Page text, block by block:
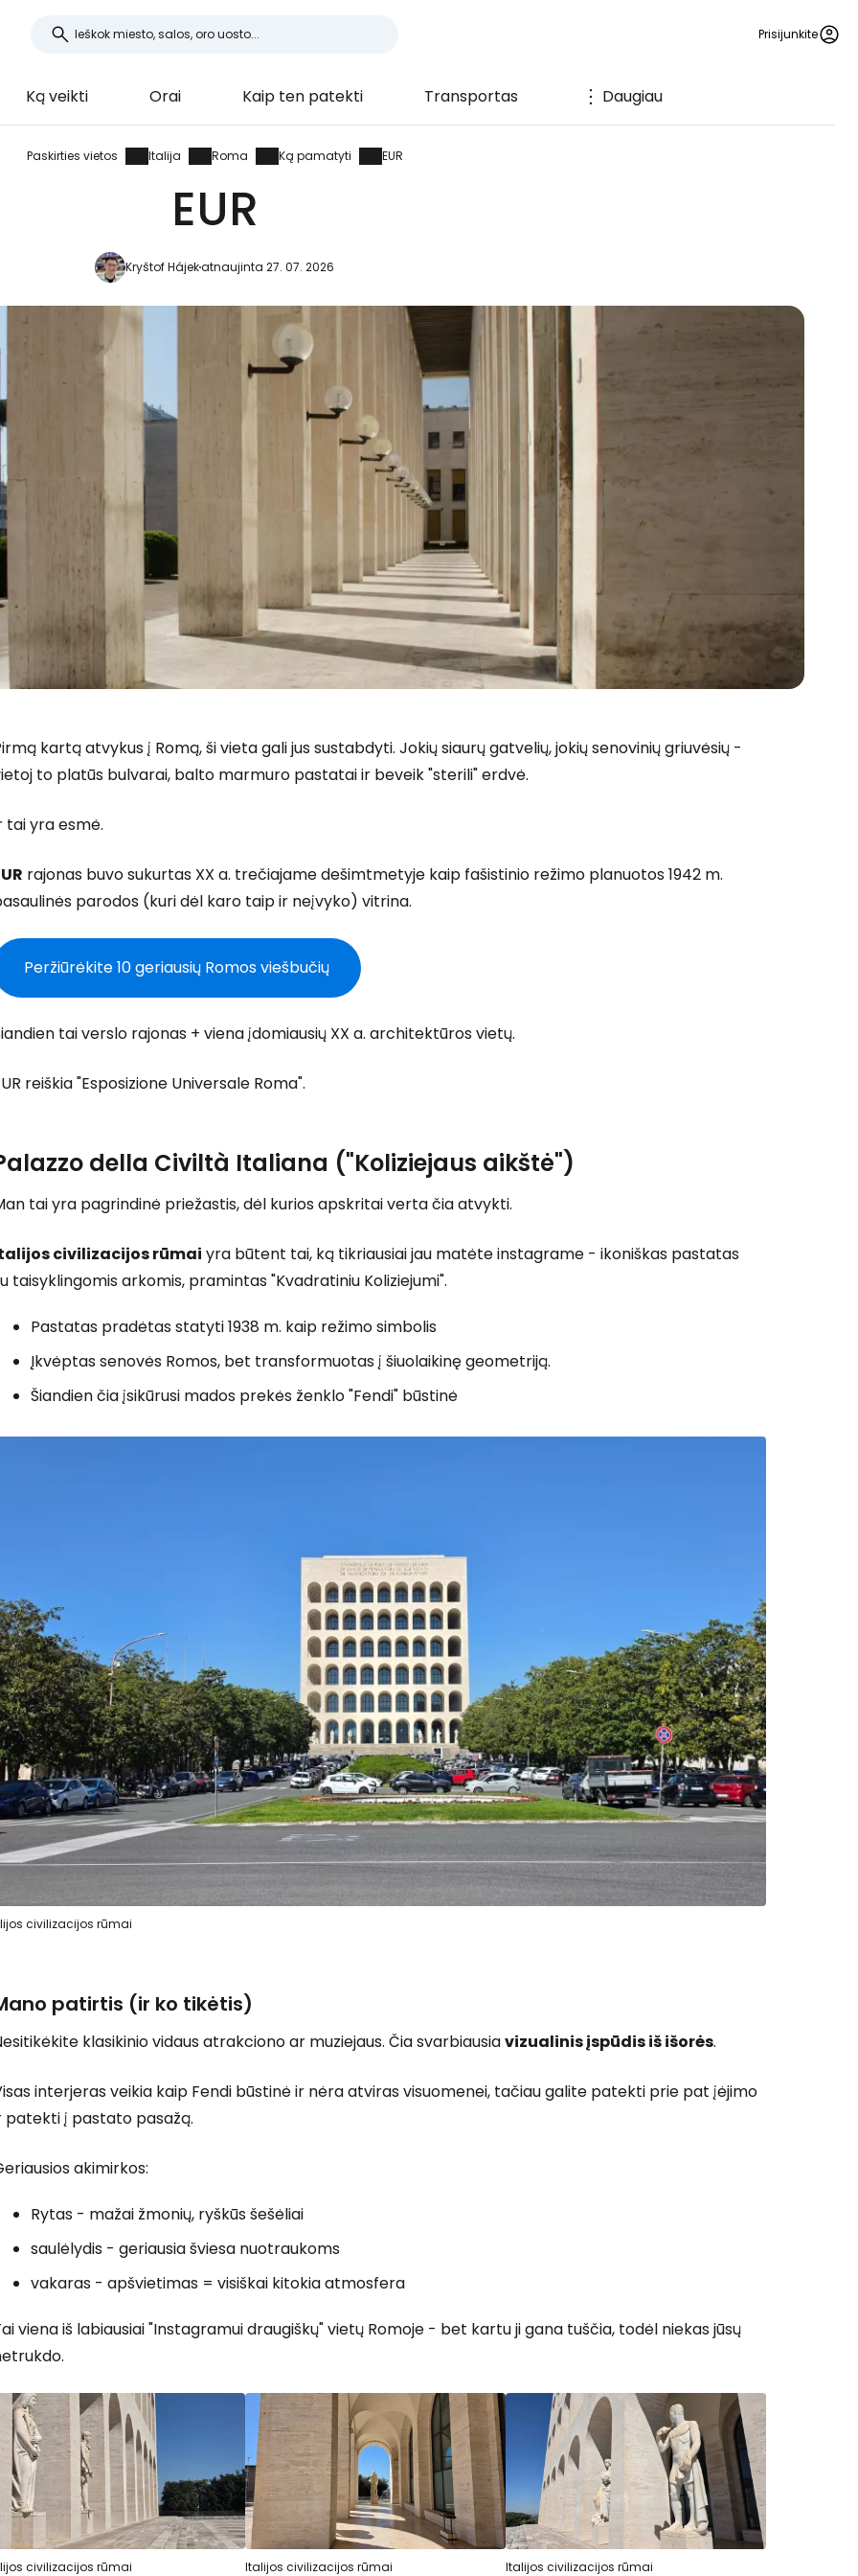
Prisijunkite
Ką veikti Orai Kaip ten patekti Transportas Daugiau
Paskirties vietos Italija Roma Ką pamatyti EUR
EUR
Kryštof Hájekatnaujinta 27. 07. 2026
kartą atvykus į Romą, ši vieta gali jus sustabdyti. Jokių siaurų gatvelių, jokių senovinių griuvėsių -
to platūs bulvarai, balto marmuro pastatai ir beveik "sterili" erdvė.
tai yra esmė.
rajonas buvo sukurtas XX a. trečiajame dešimtmetyje kaip fašistinio režimo planuotos 1942 m.
parodos (kuri dėl karo taip ir neįvyko) vitrina.
Peržiūrėkite 10 geriausių Romos viešbučių
tai verslo rajonas + viena įdomiausių XX a. architektūros vietų.
reiškia "Esposizione Universale Roma".
della Civiltà Italiana ("Koliziejaus aikštė")
tai yra pagrindinė priežastis, dėl kurios apskritai verta čia atvykti.
civilizacijos rūmai yra būtent tai, ką tikriausiai jau matėte instagrame - ikoniškas pastatas
taisyklingomis arkomis, pramintas "Kvadratiniu Koliziejumi".
Pastatas pradėtas statyti 1938 m. kaip režimo simbolis
Įkvėptas senovės Romos, bet transformuotas į šiuolaikinę geometriją.
Šiandien čia įsikūrusi mados prekės ženklo "Fendi" būstinė
civilizacijos rūmai
patirtis (ir ko tikėtis)
klasikinio vidaus atrakciono ar muziejaus. Čia svarbiausiavizualinis įspūdis iš išorės.
interjeras veikia kaip Fendi būstinė ir nėra atviras visuomenei, tačiau galite patekti prie pat įėjimo
patekti į pastato pasažą.
akimirkos:
Rytas - mažai žmonių, ryškūs šešėliai
saulėlydis - geriausia šviesa nuotraukoms
vakaras - apšvietimas = visiškai kitokia atmosfera
viena iš labiausiai "Instagramui draugiškų" vietų Romoje - bet kartu ji gana tuščia, todėl niekas jūsų
civilizacijos rūmai Italijos civilizacijos rūmai Italijos civilizacijos rūmai
Prisijunkite prie Cestee
... pasaulinė kelionių bendruomenė